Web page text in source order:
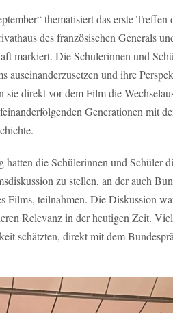
thematisiert das erste
des französischen Generals
markiert. Die Schülerinnen und
auseinanderzusetzen und ihre
sie direkt vor dem Film die
Generationen mit
die Schülerinnen und Schüler
zu stellen, an der auch
Films, teilnahmen. Die Diskussion
Relevanz in der heutigen Zeit.
schätzten, direkt mit dem